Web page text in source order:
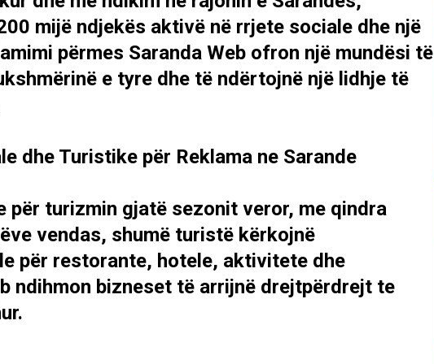
mijë ndjekës aktivë në rrjete sociale dhe një
përmes Saranda Web ofron një mundësi të
e tyre dhe të ndërtojnë një lidhje të
dhe Turistike për Reklama ne Sarande
për turizmin gjatë sezonit veror, me qindra
vendas, shumë turistë kërkojnë
për restorante, hotele, aktivitete dhe
ndihmon bizneset të arrijnë drejtpërdrejt te